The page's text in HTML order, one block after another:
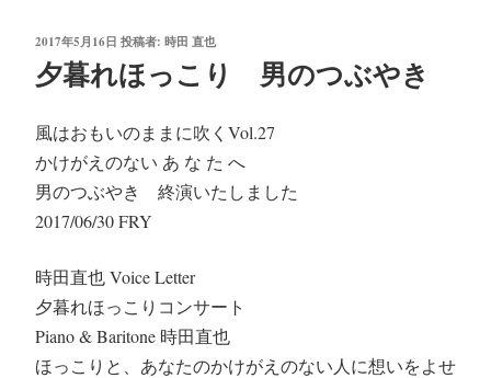
投
稿
日:
2017年5月16日 投稿者: 時田 直也
夕暮れほっこり 男のつぶやき
風はおもいのままに吹くVol.27
かけがえのない あ な た へ
男のつぶやき 終演いたしました
2017/06/30 FRY
時田直也 Voice Letter
夕暮れほっこりコンサート
Piano & Baritone 時田直也
ほっこりと、あなたのかけがえのない人に想いをよせ